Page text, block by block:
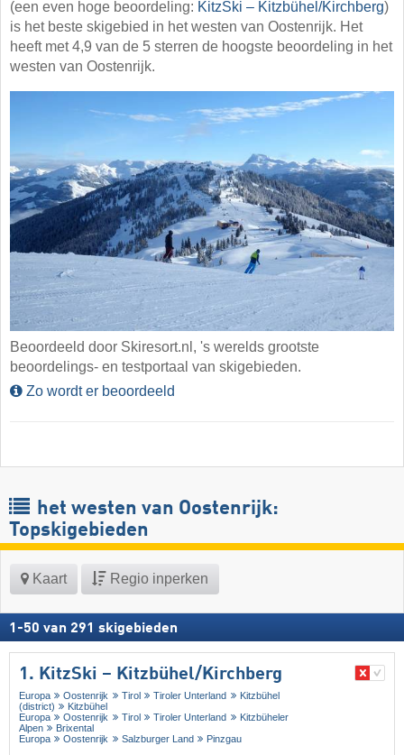
(een even hoge beoordeling: KitzSki – Kitzbühel/​Kirchberg)
is het beste skigebied in het westen van Oostenrijk. Het
heeft met 4,9 van de 5 sterren de hoogste beoordeling in het
westen van Oostenrijk.
Beoordeeld door Skiresort.nl, 's werelds grootste
beoordelings- en testportaal van skigebieden.
Zo wordt er beoordeeld
het westen van Oostenrijk:
Topskigebieden
Kaart Regio inperken
1 -50 van 291 skigebieden
1. KitzSki – Kitzbühel/​Kirchberg
Europa Oostenrijk Tirol Tiroler Unterland
Kitzbühel
(district)
Kitzbühel
Europa
Oostenrijk Tirol Tiroler Unterland
Kitzbüheler
Alpen
Brixental
Europa
Oostenrijk Salzburger Land Pinzgau